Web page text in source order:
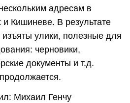
адресам в
Кишиневе. В результате
улики, полезные для
черновики,
документы и т.д.
Михаил Генчу